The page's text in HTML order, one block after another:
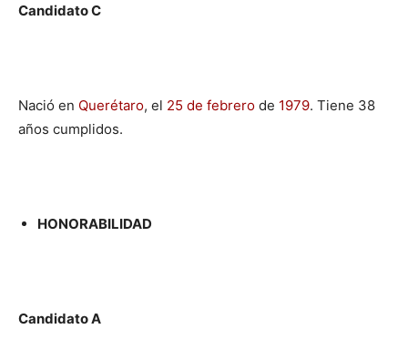
Candidato C
Nació en Querétaro, el 25 de febrero de 1979. Tiene 38
años cumplidos.
HONORABILIDAD
Candidato A